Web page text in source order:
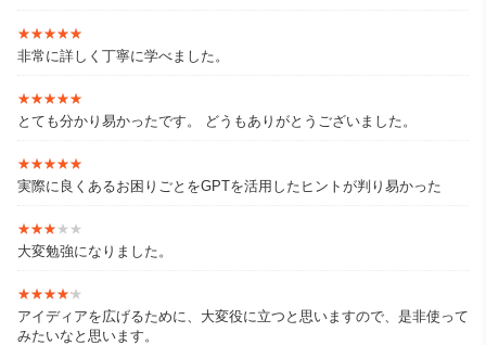
★★★★★
★★★★★
非常に詳しく丁寧に学べました。
★★★★★
★★★★★
とても分かり易かったです。 どうもありがとうございました。
★★★★★
★★★★★
実際に良くあるお困りごとをGPTを活用したヒントが判り易かった
★★★★★
★★★★★
大変勉強になりました。
★★★★★
★★★★★
アイディアを広げるために、大変役に立つと思いますので、是非使って
みたいなと思います。